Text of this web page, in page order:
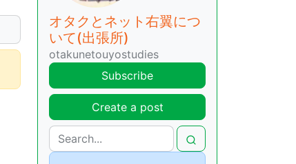
オタクとネット右翼につ
いて(出張所)
otakunetouyostudies
Subscribe
Create a post